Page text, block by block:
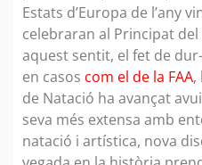
Estats d’Europa de l’any
celebraran al Principat del
aquest sentit, el fet de
en casos com el de la FAA,
de Natació ha avançat
seva més extensa amb
natació i artística, nova